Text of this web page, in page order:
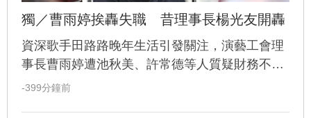
獨／曹雨婷挨轟失職　昔理事長楊光友開轟
資深歌手田路路晚年生活引發關注，演藝工會理
事長曹雨婷遭池秋美、許常德等人質疑財務不透
明及未妥善照顧藝人。前理事長楊光友受訪回
-399分鐘前